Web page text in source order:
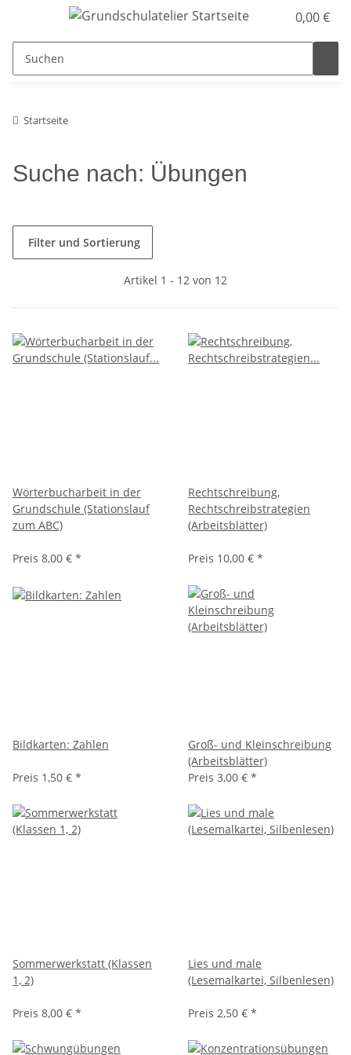
0,00 €
Startseite
Suche nach: Übungen
Filter und Sortierung
Artikel 1 - 12 von 12
Wörterbucharbeit in der
Grundschule (Stationslauf
zum ABC)
Preis 8,00 € *
Rechtschreibung,
Rechtschreibstrategien
(Arbeitsblätter)
Preis 10,00 € *
Bildkarten: Zahlen
Preis 1,50 € *
Groß- und Kleinschreibung
(Arbeitsblätter)
Preis 3,00 € *
Sommerwerkstatt (Klassen
1, 2)
Preis 8,00 € *
Lies und male
(Lesemalkartei, Silbenlesen)
Preis 2,50 € *